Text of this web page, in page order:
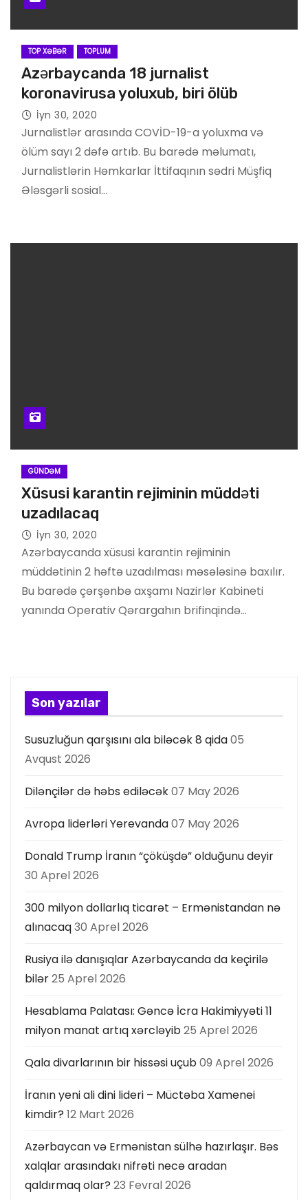
TOP XƏBƏR TOPLUM
Azərbaycanda 18 jurnalist
koronavirusa yoluxub, biri ölüb
İyn 30, 2020
Jurnalistlər arasında COVİD-19-a yoluxma və
ölüm sayı 2 dəfə artıb. Bu barədə məlumatı,
Jurnalistlərin Həmkarlar İttifaqının sədri Müşfiq
Ələsgərli sosial…
GÜNDƏM
Xüsusi karantin rejiminin müddəti
uzadılacaq
İyn 30, 2020
Azərbaycanda xüsusi karantin rejiminin
müddətinin 2 həftə uzadılması məsələsinə baxılır.
Bu barədə çərşənbə axşamı Nazirlər Kabineti
yanında Operativ Qərargahın brifinqində…
Son yazılar
Susuzluğun qarşısını ala biləcək 8 qida05
Avqust 2026
Dilənçilər də həbs ediləcək07 May 2026
Avropa liderləri Yerevanda07 May 2026
Donald Trump İranın “çöküşdə” olduğunu deyir
30 Aprel 2026
300 milyon dollarlıq ticarət – Ermənistandan nə
alınacaq30 Aprel 2026
Rusiya ilə danışıqlar Azərbaycanda da keçirilə
bilər25 Aprel 2026
Hesablama Palatası: Gəncə İcra Hakimiyyəti 11
milyon manat artıq xərcləyib25 Aprel 2026
Qala divarlarının bir hissəsi uçub09 Aprel 2026
İranın yeni ali dini lideri – Müctəba Xamenei
kimdir? 12 Mart 2026
Azərbaycan və Ermənistan sülhə hazırlaşır. Bəs
xalqlar arasındakı nifrəti necə aradan
qaldırmaq olar? 23 Fevral 2026